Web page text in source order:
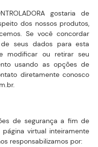
gostaria de
dos nossos produtos,
Se você concordar
seus dados para esta
modificar ou retirar seu
usando as opções de
diretamente conosco
de segurança a fim de
virtual inteiramente
responsabilizamos por: